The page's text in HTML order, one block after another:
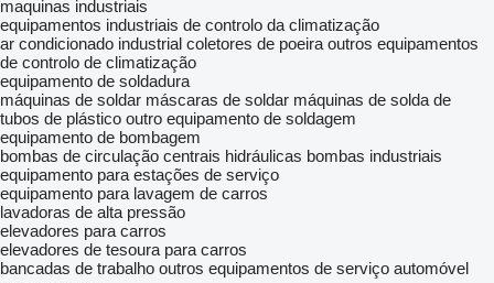
maquinas industriais
equipamentos industriais de controlo da climatização
ar condicionado industrial coletores de poeira outros equipamentos
de controlo de climatização
equipamento de soldadura
máquinas de soldar máscaras de soldar máquinas de solda de
tubos de plástico outro equipamento de soldagem
equipamento de bombagem
bombas de circulação centrais hidráulicas bombas industriais
equipamento para estações de serviço
equipamento para lavagem de carros
lavadoras de alta pressão
elevadores para carros
elevadores de tesoura para carros
bancadas de trabalho outros equipamentos de serviço automóvel